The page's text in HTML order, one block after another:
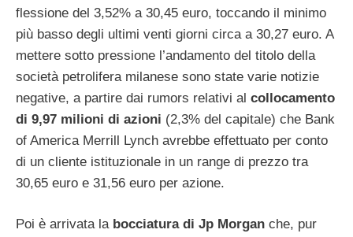
flessione del 3,52% a 30,45 euro, toccando il minimo
più basso degli ultimi venti giorni circa a 30,27 euro. A
mettere sotto pressione l’andamento del titolo della
società petrolifera milanese sono state varie notizie
negative, a partire dai rumors relativi al collocamento
di 9,97 milioni di azioni (2,3% del capitale) che Bank
of America Merrill Lynch avrebbe effettuato per conto
di un cliente istituzionale in un range di prezzo tra
30,65 euro e 31,56 euro per azione.
Poi è arrivata la bocciatura di Jp Morgan che, pur